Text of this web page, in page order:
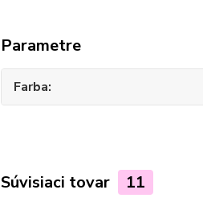
Parametre
Farba
Súvisiaci tovar 11